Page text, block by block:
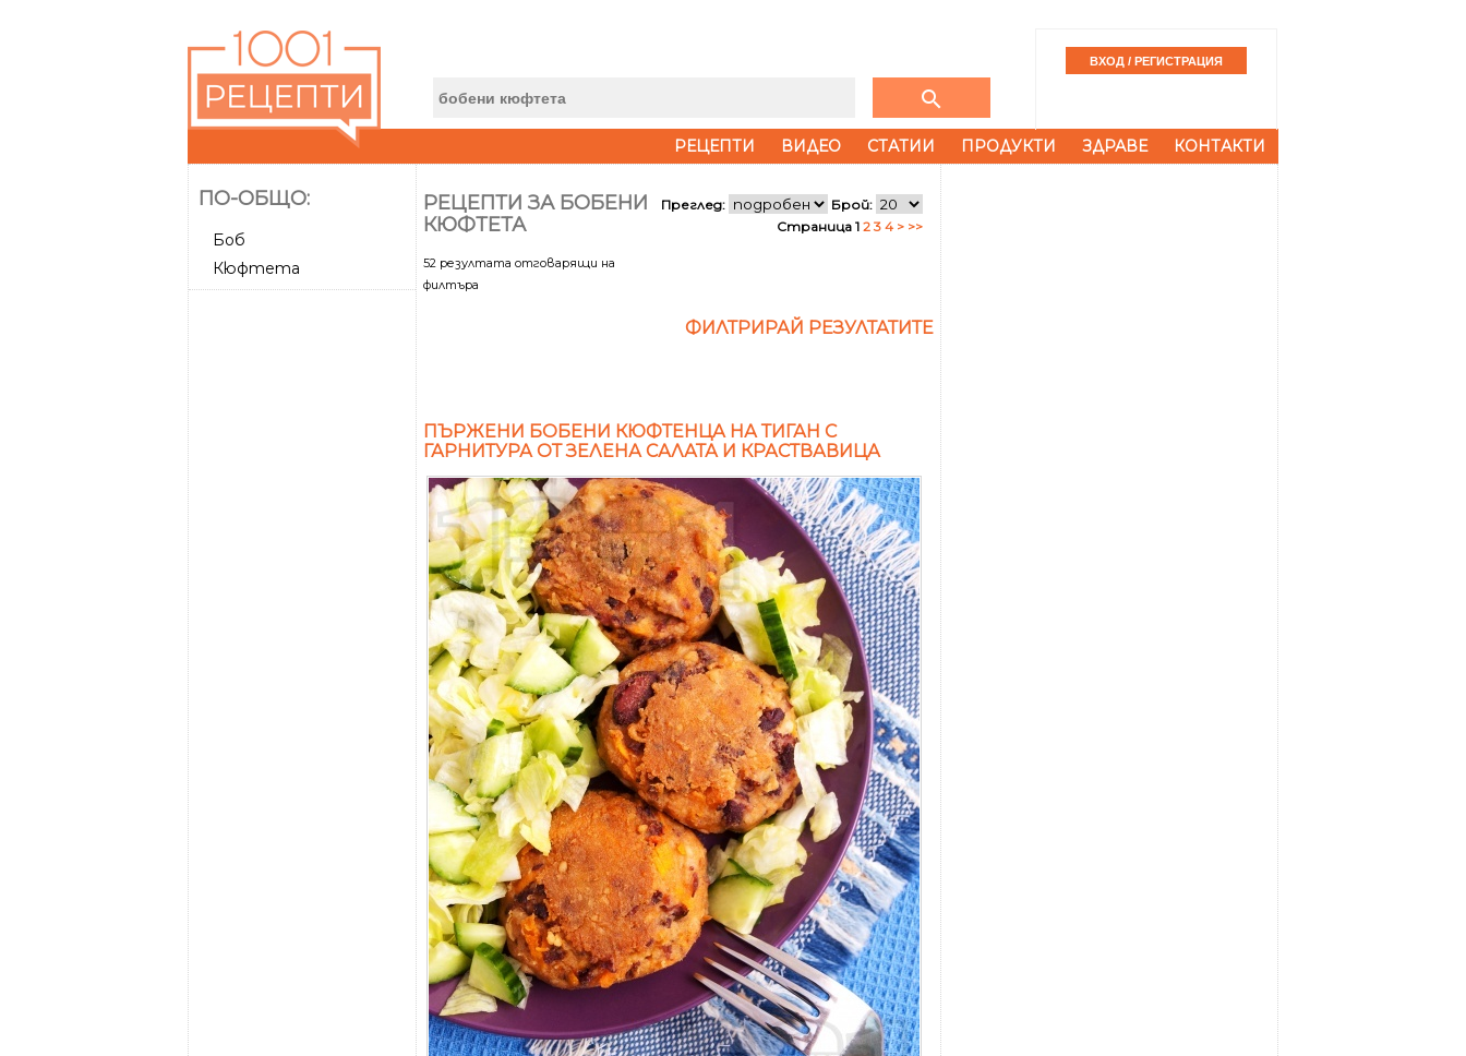
search
РЕЦЕПТИ ВИДЕО СТАТИИ ПРОДУКТИ ЗДРАВЕ КОНТАКТИ
ПО-ОБЩО:
Боб
Кюфтета
РЕЦЕПТИ ЗА БОБЕНИ
КЮФТЕТА
52 резултата отговарящи на
филтъра
Преглед:
Брой:
Страница 1 2 3 4 > >>
ФИЛТРИРАЙ РЕЗУЛТАТИТЕ
ПЪРЖЕНИ БОБЕНИ КЮФТЕНЦА НА ТИГАН С
ГАРНИТУРА ОТ ЗЕЛЕНА САЛАТА И КРАСТВАВИЦА